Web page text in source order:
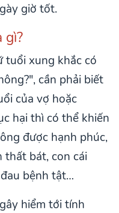
giờ tốt.
gì?
tuổi xung khắc có
cần phải biết
của vợ hoặc
hại thì có thể khiến
được hạnh phúc,
thất bát, con cái
bệnh tật…
hiểm tới tính